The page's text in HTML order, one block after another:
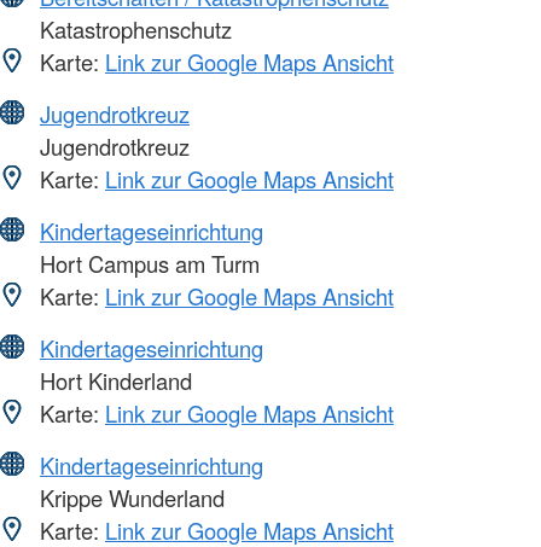
Katastrophenschutz
Karte: Link zur Google Maps Ansicht
Jugendrotkreuz
Jugendrotkreuz
Karte: Link zur Google Maps Ansicht
Kindertageseinrichtung
Hort Campus am Turm
Karte: Link zur Google Maps Ansicht
Kindertageseinrichtung
Hort Kinderland
Karte: Link zur Google Maps Ansicht
Kindertageseinrichtung
Krippe Wunderland
Karte: Link zur Google Maps Ansicht